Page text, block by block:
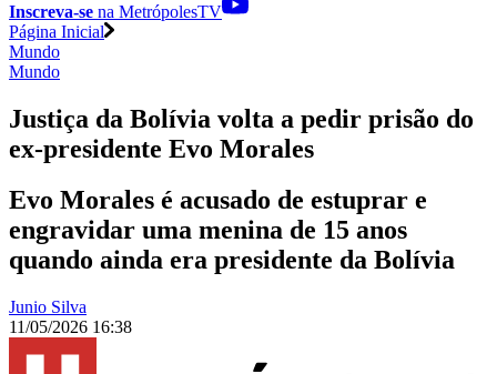
Inscreva-se na MetrópolesTV
Página Inicial
Mundo
Mundo
Justiça da Bolívia volta a pedir prisão do
ex-presidente Evo Morales
Evo Morales é acusado de estuprar e
engravidar uma menina de 15 anos
quando ainda era presidente da Bolívia
Junio Silva
11/05/2026 16:38